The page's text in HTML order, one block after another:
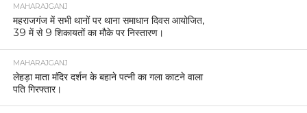
MAHARAJGANJ
महराजगंज में सभी थानों पर थाना समाधान दिवस आयोजित,
39 में से 9 शिकायतों का मौके पर निस्तारण।
MAHARAJGANJ
लेहड़ा माता मंदिर दर्शन के बहाने पत्नी का गला काटने वाला
पति गिरफ्तार।